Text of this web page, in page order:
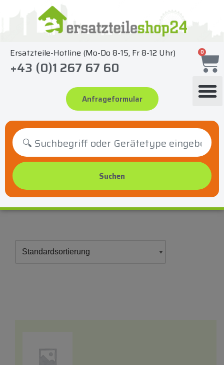
springen
Ersatzteile-Hotline (Mo-Do 8-15, Fr 8-12 Uhr)
+43 (0)1 267 67 60
Anfrageformular
0